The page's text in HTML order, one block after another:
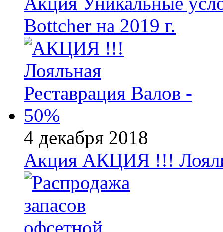
Bottcher на 2019 г.
4 декабря 2018
Акция АКЦИЯ !!!